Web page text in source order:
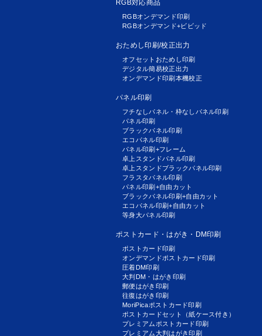
RGB対応商品
RGBオンデマンド印刷
RGBオンデマンド+ビビッド
おためし印刷/校正出力
オフセットおためし印刷
デジタル簡易校正出力
オンデマンド印刷本機校正
パネル印刷
フチなしパネル・枠なしパネル印刷
パネル印刷
ブラックパネル印刷
エコパネル印刷
パネル印刷+フレーム
卓上スタンドパネル印刷
卓上スタンドブラックパネル印刷
フラスタパネル印刷
パネル印刷+自由カット
ブラックパネル印刷+自由カット
エコパネル印刷+自由カット
等身大パネル印刷
ポストカード・はがき・DM印刷
ポストカード印刷
オンデマンドポストカード印刷
圧着DM印刷
大判DM・はがき印刷
郵便はがき印刷
往復はがき印刷
MoriPicaポストカード印刷
ポストカードセット（紙ケース付き）
プレミアムポストカード印刷
プレミアム大判はがき印刷